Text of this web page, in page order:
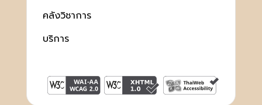
คลังวิชาการ
บริการ